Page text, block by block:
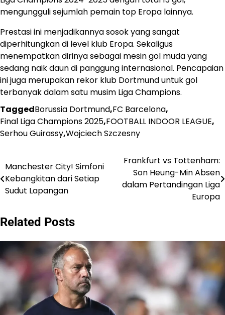
mengungguli sejumlah pemain top Eropa lainnya.
Prestasi ini menjadikannya sosok yang sangat
diperhitungkan di level klub Eropa. Sekaligus
menempatkan dirinya sebagai mesin gol muda yang
sedang naik daun di panggung internasional. Pencapaian
ini juga merupakan rekor klub Dortmund untuk gol
terbanyak dalam satu musim Liga Champions.
TaggedBorussia Dortmund,FC Barcelona,
Final Liga Champions 2025,FOOTBALL INDOOR LEAGUE,
Serhou Guirassy,Wojciech Szczesny
Post
navigation
Manchester City! Simfoni
Kebangkitan dari Setiap
Sudut Lapangan
Frankfurt vs Tottenham:
Son Heung-Min Absen
dalam Pertandingan Liga
Europa
Related Posts